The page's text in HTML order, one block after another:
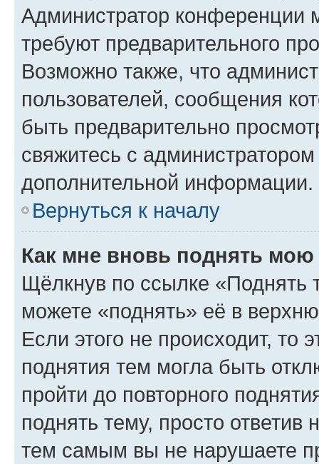
Администратор конференции
требуют предварительного
Возможно также, что
пользователей, сообщения
быть предварительно
свяжитесь с
дополнительной информации.
Вернуться к началу
Как мне вновь поднять мою
Щёлкнув по ссылке «Поднять
можете «поднять» её в
Если этого не происходит, то
поднятия тем могла быть
пройти до повторного
поднять тему, просто ответив
тем самым вы не нарушаете